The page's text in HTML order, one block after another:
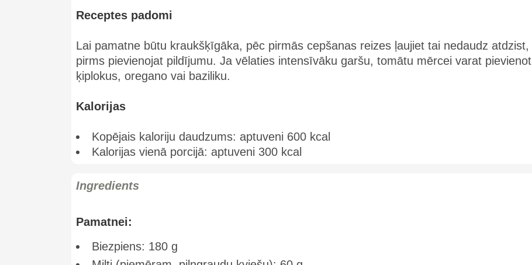
Receptes padomi
Lai pamatne būtu kraukšķīgāka, pēc pirmās cepšanas reizes ļaujiet tai nedaudz atdzist,
pirms pievienojat pildījumu. Ja vēlaties intensīvāku garšu, tomātu mērcei varat pievienot
ķiplokus, oregano vai baziliku.
Kalorijas
Kopējais kaloriju daudzums: aptuveni 600 kcal
Kalorijas vienā porcijā: aptuveni 300 kcal
Ingredients
Pamatnei:
Biezpiens: 180 g